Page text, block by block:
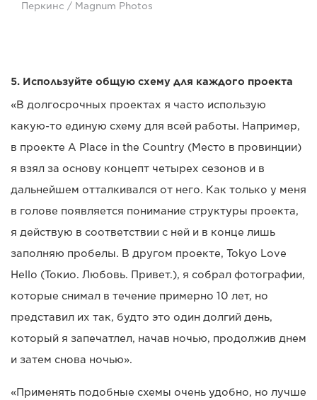
Перкинс / Magnum Photos
5. Используйте общую схему для каждого проекта
«В долгосрочных проектах я часто использую
какую-то единую схему для всей работы. Например,
в проекте A Place in the Country (Место в провинции)
я взял за основу концепт четырех сезонов и в
дальнейшем отталкивался от него. Как только у меня
в голове появляется понимание структуры проекта,
я действую в соответствии с ней и в конце лишь
заполняю пробелы. В другом проекте, Tokyo Love
Hello (Токио. Любовь. Привет.), я собрал фотографии,
которые снимал в течение примерно 10 лет, но
представил их так, будто это один долгий день,
который я запечатлел, начав ночью, продолжив днем
и затем снова ночью».
«Применять подобные схемы очень удобно, но лучше